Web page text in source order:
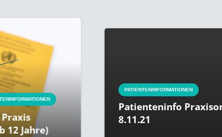
PATIENTENINFORMATIONEN
Patienteninfo
8.11.21